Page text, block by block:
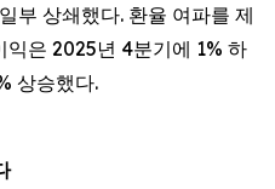
부 상쇄했다. 환율 여파를 제
익은 2025년 4분기에 1% 하
상승했다.